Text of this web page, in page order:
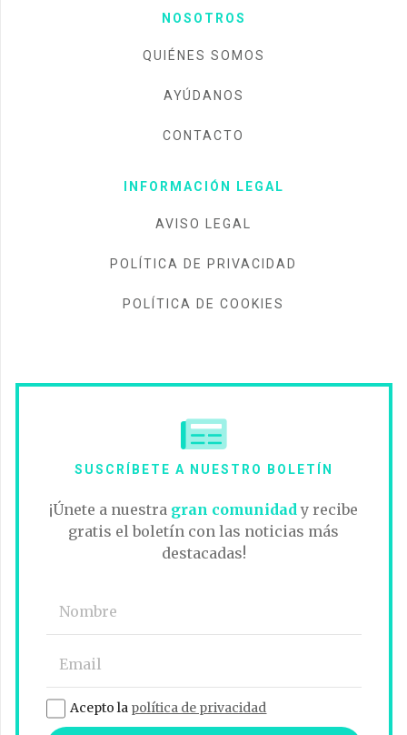
NOSOTROS
QUIÉNES SOMOS
AYÚDANOS
CONTACTO
INFORMACIÓN LEGAL
AVISO LEGAL
POLÍTICA DE PRIVACIDAD
POLÍTICA DE COOKIES
SUSCRÍBETE A NUESTRO BOLETÍN
¡Únete a nuestra gran comunidady recibe
gratis el boletín con las noticias más
destacadas!
Acepto la política de privacidad